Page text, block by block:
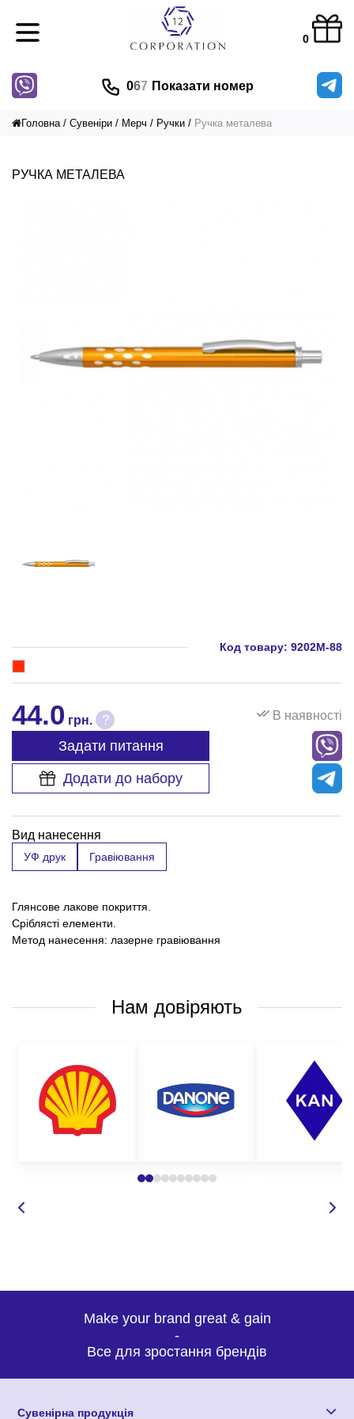
0
067 Показати номер
Головна Сувеніри Мерч Ручки Ручка металева
РУЧКА МЕТАЛЕВА
Код товару: 9202M-88
44.0 грн. ? В наявності
Задати питання
Додати до набору
Вид нанесення
УФ друк Гравіювання
Глянсове лакове покриття.
Сріблясті елементи.
Метод нанесення: лазерне гравіювання
Нам довіряють
Make your brand great & gain
-
Все для зростання брендів
Сувенірна продукція